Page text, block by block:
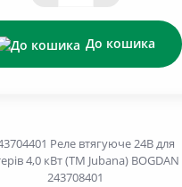
До кошика